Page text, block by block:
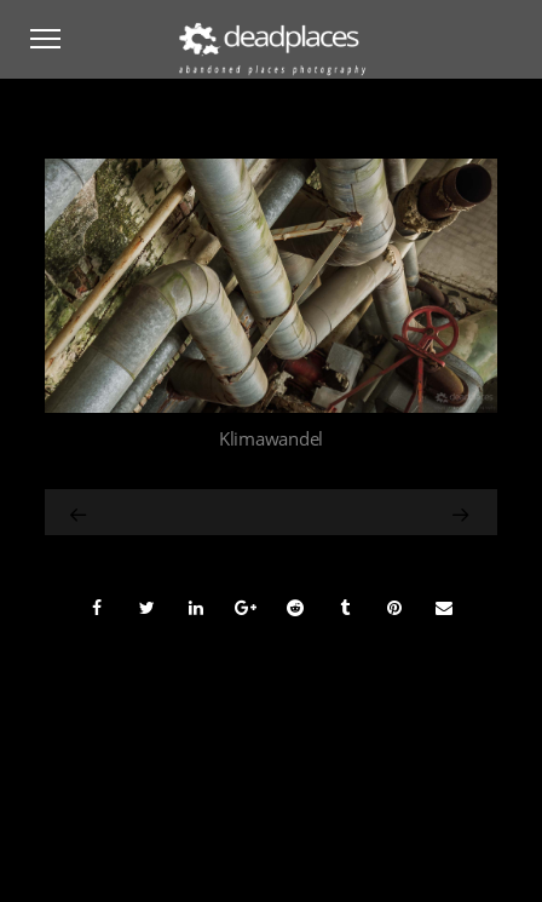
Klimawandel